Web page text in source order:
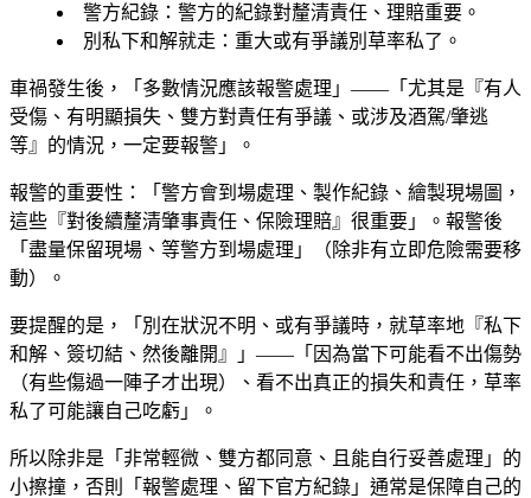
警方紀錄 ：警方的紀錄對釐清責任、理賠重要。
別私下和解就走 ：重大或有爭議別草率私了。
車禍發生後，「多數情況應該報警處理」——「尤其是『有人
受傷、有明顯損失、雙方對責任有爭議、或涉及酒駕/肇逃
等』的情況，一定要報警」。
報警的重要性：「警方會到場處理、製作紀錄、繪製現場圖，
這些『對後續釐清肇事責任、保險理賠』很重要」。報警後
「盡量保留現場、等警方到場處理」（除非有立即危險需要移
動）。
要提醒的是，「別在狀況不明、或有爭議時，就草率地『私下
和解、簽切結、然後離開』」——「因為當下可能看不出傷勢
（有些傷過一陣子才出現）、看不出真正的損失和責任，草率
私了可能讓自己吃虧」。
所以除非是「非常輕微、雙方都同意、且能自行妥善處理」的
小擦撞，否則「報警處理、留下官方紀錄」通常是保障自己的